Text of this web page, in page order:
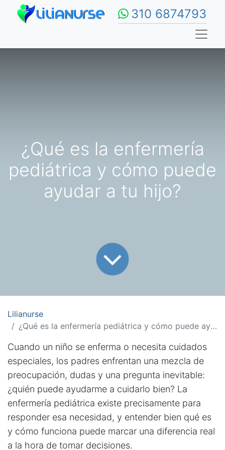
310 6874793
¿Qué es la enfermería
pediátrica y cómo puede
ayudar a tu hijo?
Lilianurse
¿Qué es la enfermería pediátrica y cómo puede ayudar a tu hijo?
Cuando un niño se enferma o necesita cuidados
especiales, los padres enfrentan una mezcla de
preocupación, dudas y una pregunta inevitable:
¿quién puede ayudarme a cuidarlo bien? La
enfermería pediátrica existe precisamente para
responder esa necesidad, y entender bien qué es
y cómo funciona puede marcar una diferencia real
a la hora de tomar decisiones.